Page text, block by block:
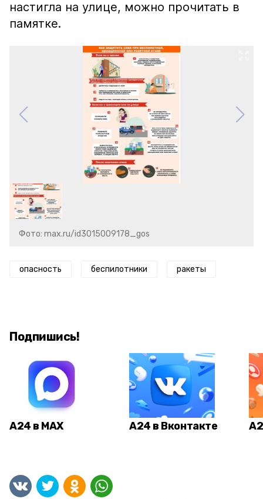
настигла на улице, можно прочитать в
памятке.
Фото: max.ru/id3015009178_gos
опасность беспилотники ракеты
Подпишись!
А24 в MAX А24 в Вконтакте